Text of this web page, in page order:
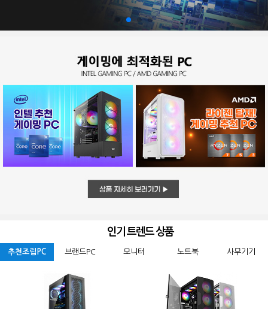
인기 트렌드 상품
추천조립PC 브랜드PC 모니터 노트북 사무기기